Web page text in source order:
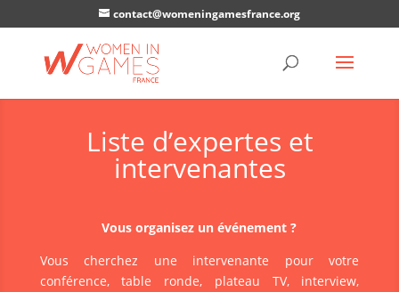
contact@womeningamesfrance.org
Liste d’expertes et
intervenantes
Vous organisez un événement ?
Vous cherchez une intervenante pour votre
conférence, table ronde, plateau TV, interview,